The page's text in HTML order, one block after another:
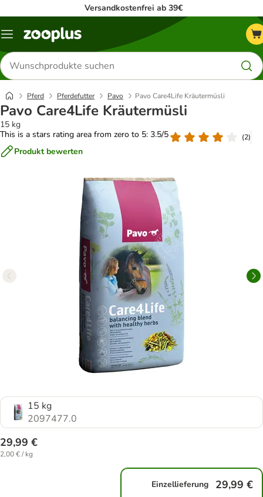
Versandkostenfrei ab 39€
Menü
Produkte
suchen
Pferd Pferdefutter Pavo Pavo Care4Life Kräutermüsli
Pavo Care4Life Kräutermüsli
15 kg
This is a stars rating area from zero to 5: 3.5/5
(2)
Produkt bewerten
15 kg
2097477.0
29,99 €
2,00 € / kg
Einzellieferung 29,99 €